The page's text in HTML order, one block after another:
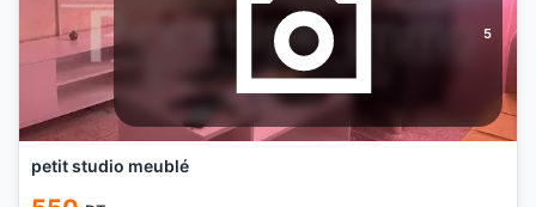
5
petit studio meublé